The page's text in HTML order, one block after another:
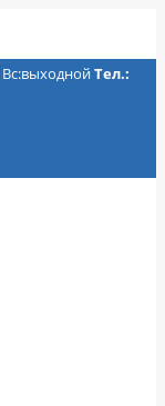
Вс:выходнойТел.: